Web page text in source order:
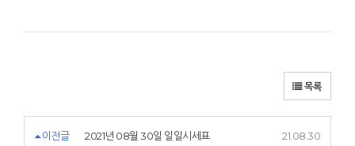
목록
이전글 2021년 08월 30일 일일시세표 21.08.30